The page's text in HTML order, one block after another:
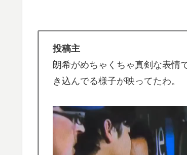
海外「海外発祥なのに、今では
▶ 新聞さん、壮大な縦読みを仕込ん
▶ 海外「全部日本の真似だったのか
話題に
▶ 大地震が起きても手術をやり遂げ
▶ 韓国人「大韓航空の熊本地震飲
日本旅行キャンセルすべきか…1
ストーカーガチ勢は僅かな情報で
投稿主
朗希がめちゃくちゃ真剣な表情
き込んでる様子が映ってたわ。